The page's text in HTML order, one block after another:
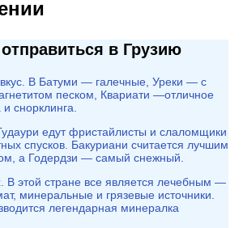
в Грузию
В Батуми — галечные, Уреки — с
песком, Квариати —отличное
снорклинга.
едут фристайлисты и слаломщики
спусков. Бакуриани считается лучшим
а Годердзи — самый снежный.
В этой стране все является лечебным —
минеральные и грязевые источники.
легендарная минералка